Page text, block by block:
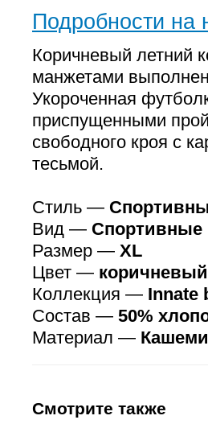
Подробности на
Коричневый летний
манжетами
Укороченная
приспущенными
свободного кроя с
тесьмой.
Стиль —
Вид —
Размер — XL
Цвет — коричневый
Коллекция — Innate
Состав — 50%
Материал —
Смотрите также